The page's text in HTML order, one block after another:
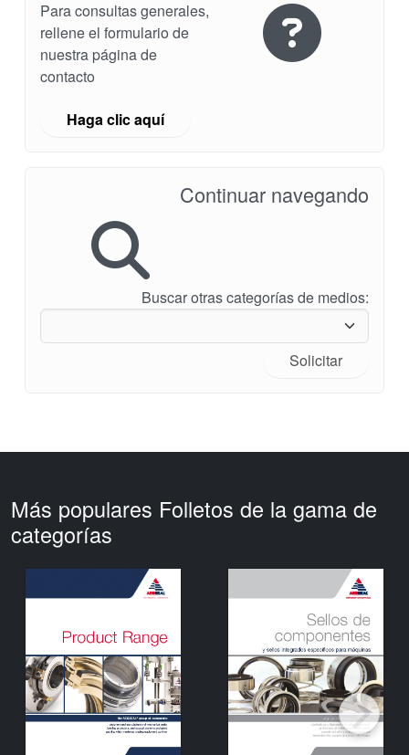
Para consultas generales,
rellene el formulario de
nuestra página de
contacto
Haga clic aquí
Continuar navegando
Buscar otras categorías de medios:
Solicitar
Más populares Folletos de la gama de
categorías